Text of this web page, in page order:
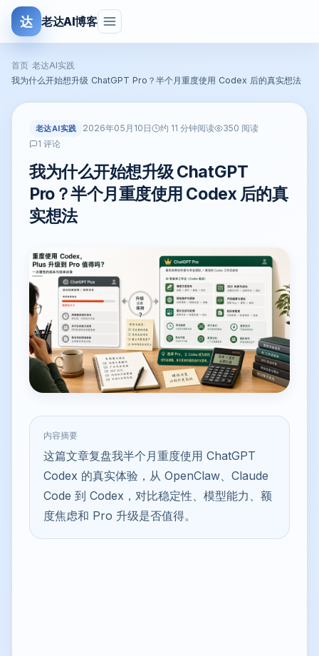
达 老达AI博客
首页 老达AI实践
我为什么开始想升级 ChatGPT Pro？半个月重度使用 Codex 后的真实想法
老达AI实践 2026年05月10日 约 11 分钟阅读
350 阅读
1 评论
我为什么开始想升级 ChatGPT
Pro？半个月重度使用 Codex 后的真
实想法
内容摘要
这篇文章复盘我半个月重度使用 ChatGPT
Codex 的真实体验，从 OpenClaw、Claude
Code 到 Codex，对比稳定性、模型能力、额
度焦虑和 Pro 升级是否值得。